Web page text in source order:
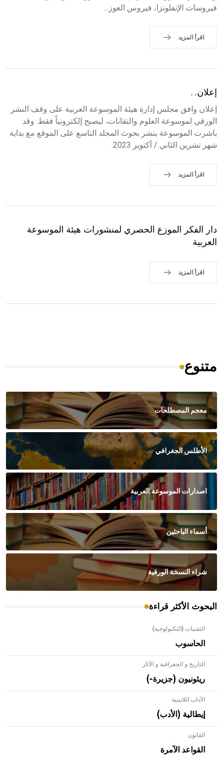
فيروسات الإنفلونزا، فيروس العوز...
اقرأ المزيد
إعلان..
إعلان وافق مجلس إدارة هيئة الموسوعة العربية على وقف النشر
الورقي لموسوعة العلوم والتقانات، ليصبح إلكترونياً فقط. وقد
باشرت الموسوعة بنشر بحوث المجلد التاسع على الموقع مع بداية
شهر تشرين الثاني / أكتوبر 2023.
اقرأ المزيد
دار الفكر الموزع الحصري لمنشورات هيئة الموسوعة
العربية
اقرأ المزيد
متنوع
معجم المصطلحات
الأطلس الجغرافي
اصدارات الموسوعة العربية
أسماء الباحثين
شراء النسخة الورقية
البحوث الأكثر قراءة
التقنيات (التكنولوجية)
الحاسوب
التاريخ و الجغرافية و الآثار
ريئونيون (جزيرة-)
الآداب اللاتينية
إيطالية (الأدب)
القانون
القواعد الآمرة
- هل تعلم أن الأبلق نوع من الفنون الهندسية التي ارتبطت
بالعمارة الإسلامية في بلاد الشام ومصر خاصة، حيث يحرص